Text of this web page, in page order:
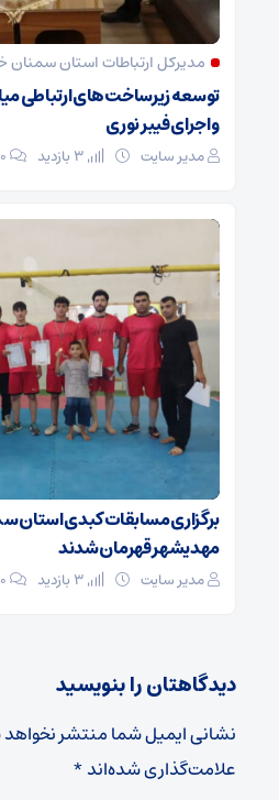
مدیرکل ارتباطات استان سمنان
و اجرای فیبر نوری
مدیر سایت ۰
برگزاری مسابقات کبدی استان
مهدیشهر قهرمان شدند
مدیر سایت ۰
دیدگاهتان را بنویسید
نشانی ایمیل شما منتشر
علامت‌گذاری شده‌اند*